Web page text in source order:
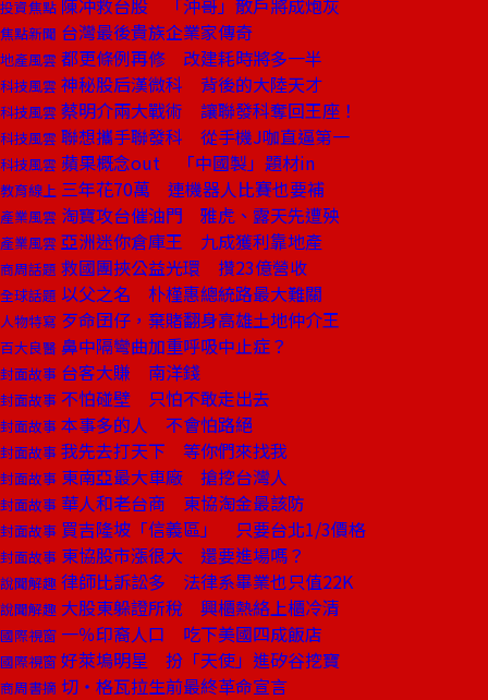
投資焦點 陳冲救台股 「沖哥」散戶將成炮灰
焦點新聞 台灣最後貴族企業家傳奇
地產風雲 都更條例再修 改建耗時將多一半
科技風雲 神秘股后漢微科 背後的大陸天才
科技風雲 蔡明介兩大戰術 讓聯發科奪回王座！
科技風雲 聯想攜手聯發科 從手機J咖直逼第一
科技風雲 蘋果概念out 「中國製」題材in
教育線上 三年花70萬 連機器人比賽也要補
產業風雲 淘寶攻台催油門 雅虎、露天先遭殃
產業風雲 亞洲迷你倉庫王 九成獲利靠地產
商周話題 救國團挾公益光環 攢23億營收
全球話題 以父之名 朴槿惠總統路最大難關
人物特寫 歹命囝仔，棄賭翻身高雄土地仲介王
百大良醫 鼻中隔彎曲加重呼吸中止症？
封面故事 台客大賺 南洋錢
封面故事 不怕碰壁 只怕不敢走出去
封面故事 本事多的人 不會怕路絕
封面故事 我先去打天下 等你們來找我
封面故事 東南亞最大車廠 搶挖台灣人
封面故事 華人和老台商 東協淘金最該防
封面故事 買吉隆坡「信義區」 只要台北1/3價格
封面故事 東協股市漲很大 還要進場嗎？
說聞解趣 律師比訴訟多 法律系畢業也只值22K
說聞解趣 大股東躲證所稅 興櫃熱絡上櫃冷清
國際視窗 一％印裔人口 吃下美國四成飯店
國際視窗 好萊塢明星 扮「天使」進矽谷挖寶
商周書摘 切‧格瓦拉生前最終革命宣言